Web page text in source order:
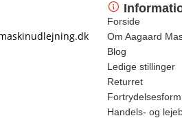
Forside
Om Aagaard
Blog
Ledige stillinger
Returret
Handels- og